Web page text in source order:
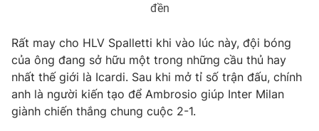
đền
Rất may cho HLV Spalletti khi vào lúc này, đội bóng
của ông đang sở hữu một trong những cầu thủ hay
nhất thế giới là Icardi. Sau khi mở tỉ số trận đấu, chính
anh là người kiến tạo để Ambrosio giúp Inter Milan
giành chiến thắng chung cuộc 2-1.